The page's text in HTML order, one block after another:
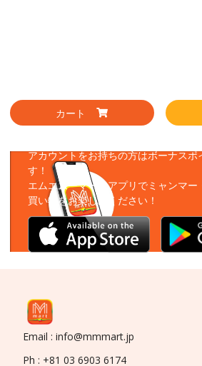
カート
アカウントをお持ちの方はボーナスポ
す！
エムエムーマートアプリでミャンマー
買い物をお楽しみください！
Email : info@mmmart.jp
Ph : +81 03 6903 6174